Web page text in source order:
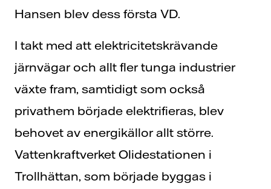
Hansen blev dess första VD.
I takt med att elektricitetskrävande
järnvägar och allt fler tunga industrier
växte fram, samtidigt som också
privathem började elektrifieras, blev
behovet av energikällor allt större.
Vattenkraftverket Olidestationen i
Trollhättan, som började byggas i